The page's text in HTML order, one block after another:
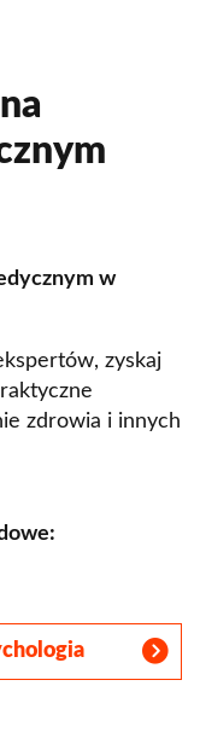
który
edukacji z
Grono
w
i